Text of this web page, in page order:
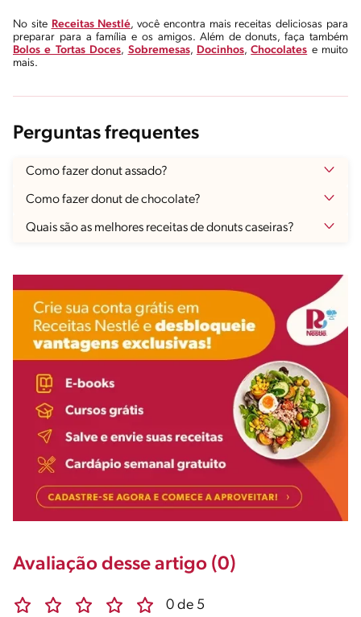
No site Receitas Nestlé, você encontra mais receitas deliciosas para
preparar para a família e os amigos. Além de donuts, faça também
Bolos e Tortas Doces, Sobremesas, Docinhos,Chocolates e muito
mais.
Perguntas frequentes
Como fazer donut assado?
Como fazer donut de chocolate?
Quais são as melhores receitas de donuts caseiras?
Avaliação desse artigo (0)
0 de 5